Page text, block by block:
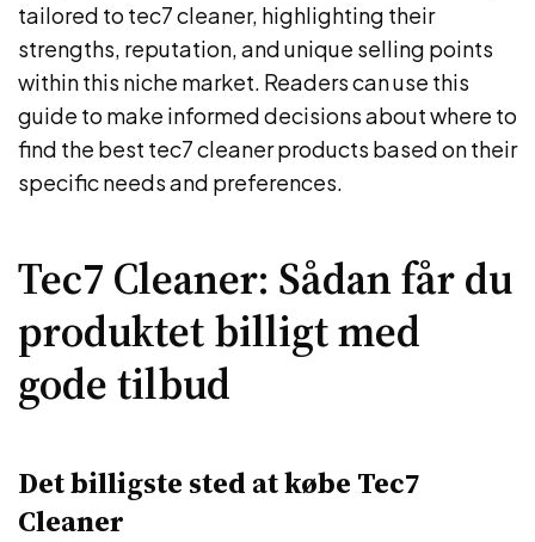
tailored to tec7 cleaner, highlighting their
strengths, reputation, and unique selling points
within this niche market. Readers can use this
guide to make informed decisions about where to
find the best tec7 cleaner products based on their
specific needs and preferences.
Tec7 Cleaner: Sådan får du
produktet billigt med
gode tilbud
Det billigste sted at købe Tec7
Cleaner